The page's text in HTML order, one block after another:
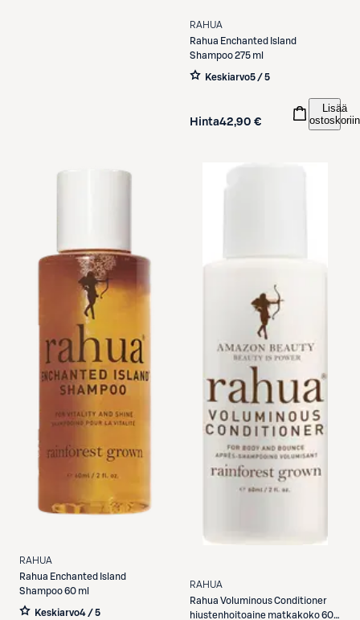
RAHUA
Rahua Enchanted Island
Shampoo 275 ml
Keskiarvo5 / 5
Hinta42,90 €
Lisää
ostoskoriin
RAHUA
Rahua Enchanted Island
Shampoo 60 ml
Keskiarvo4 / 5
RAHUA
Rahua Voluminous Conditioner
hiustenhoitoaine matkakoko 60